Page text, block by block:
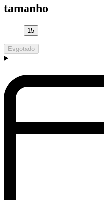
tamanho
15
Esgotado